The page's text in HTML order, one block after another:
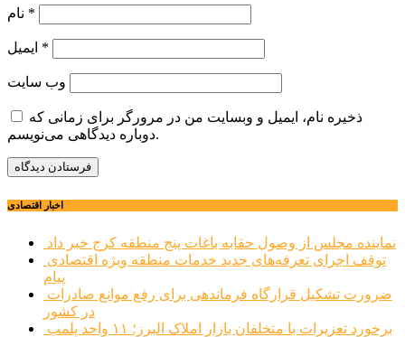
*
*
وب‌ سایت
ذخیره نام، ایمیل و وبسایت من در مرورگر برای زمانی که
دوباره دیدگاهی می‌نویسم.
اخبار اقتصادی
نماینده مجلس از وصول حقابه باغات پنج منطقه کرج خبر داد
پیام
در کشور